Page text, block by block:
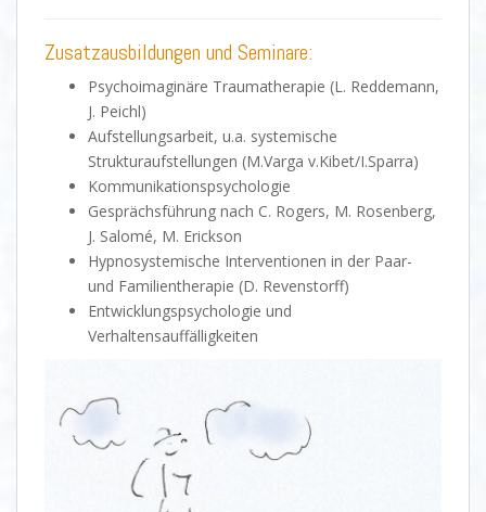
Zusatzausbildungen und Seminare:
Psychoimaginäre Traumatherapie (L. Reddemann,
J. Peichl)
Aufstellungsarbeit, u.a. systemische
Strukturaufstellungen (M.Varga v.Kibet/I.Sparra)
Kommunikationspsychologie
Gesprächsführung nach C. Rogers, M. Rosenberg,
J. Salomé, M. Erickson
Hypnosystemische Interventionen in der Paar-
und Familientherapie (D. Revenstorff)
Entwicklungspsychologie und
Verhaltensauffälligkeiten